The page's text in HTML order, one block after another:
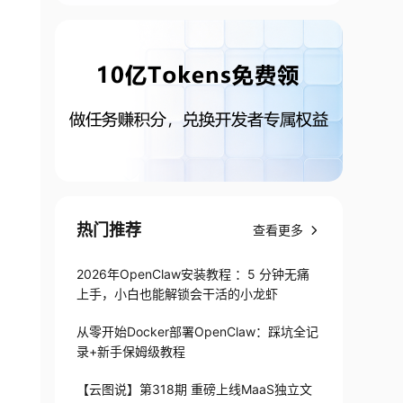
热门推荐 查看更多
2026年OpenClaw安装教程 ：5 分钟无痛
上手，小白也能解锁会干活的小龙虾
从零开始Docker部署OpenClaw：踩坑全记
录+新手保姆级教程
【云图说】第318期 重磅上线MaaS独立文